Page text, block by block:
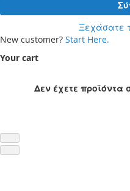
Ξεχάσατε
New customer? Start Here.
Your cart
Δεν έχετε